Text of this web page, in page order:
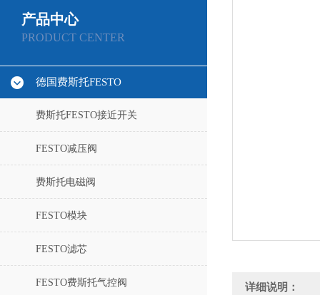
产品中心
PRODUCT CENTER
德国费斯托FESTO
费斯托FESTO接近开关
FESTO减压阀
费斯托电磁阀
FESTO模块
FESTO滤芯
FESTO费斯托气控阀 详细说明：